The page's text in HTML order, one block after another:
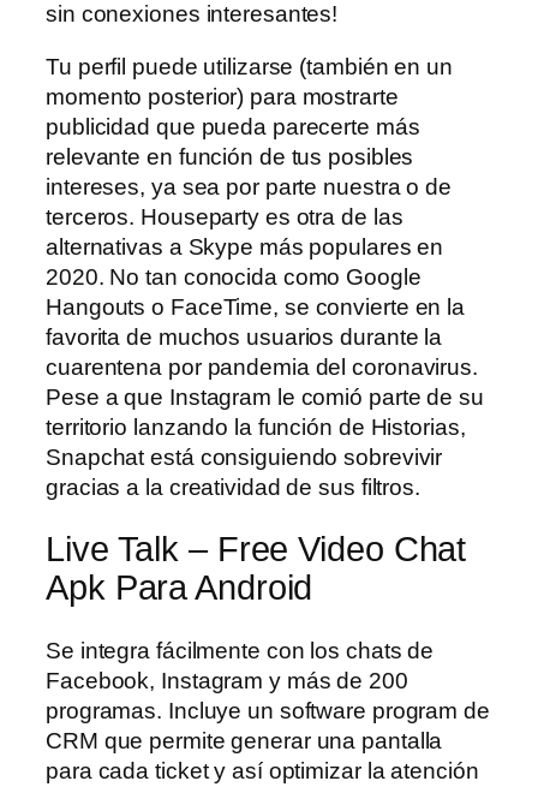
sin conexiones interesantes!
Tu perfil puede utilizarse (también en un
momento posterior) para mostrarte
publicidad que pueda parecerte más
relevante en función de tus posibles
intereses, ya sea por parte nuestra o de
terceros. Houseparty es otra de las
alternativas a Skype más populares en
2020. No tan conocida como Google
Hangouts o FaceTime, se convierte en la
favorita de muchos usuarios durante la
cuarentena por pandemia del coronavirus.
Pese a que Instagram le comió parte de su
territorio lanzando la función de Historias,
Snapchat está consiguiendo sobrevivir
gracias a la creatividad de sus filtros.
Live Talk – Free Video Chat
Apk Para Android
Se integra fácilmente con los chats de
Facebook, Instagram y más de 200
programas. Incluye un software program de
CRM que permite generar una pantalla
para cada ticket y así optimizar la atención